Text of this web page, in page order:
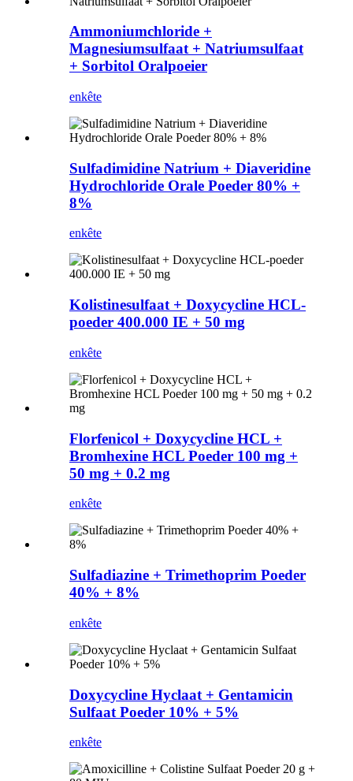
Ammoniumchloride +
Magnesiumsulfaat + Natriumsulfaat
+ Sorbitol Oralpoeier
enkête
Sulfadimidine Natrium + Diaveridine
Hydrochloride Orale Poeder 80% +
8%
enkête
Kolistinesulfaat + Doxycycline HCL-
poeder 400.000 IE + 50 mg
enkête
Florfenicol + Doxycycline HCL +
Bromhexine HCL Poeder 100 mg +
50 mg + 0.2 mg
enkête
Sulfadiazine + Trimethoprim Poeder
40% + 8%
enkête
Doxycycline Hyclaat + Gentamicin
Sulfaat Poeder 10% + 5%
enkête